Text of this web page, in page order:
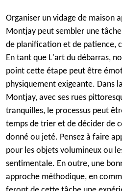
Organiser un vidage de maison
Montjay peut sembler une
de planification et de patience,
En tant que L'art du débarras,
point cette étape peut être
physiquement exigeante. Dans
Montjay, avec ses rues
tranquilles, le processus peut
temps de trier et de décider de
donné ou jeté. Pensez à faire
pour les objets volumineux ou
sentimentale. En outre, une
approche méthodique, en